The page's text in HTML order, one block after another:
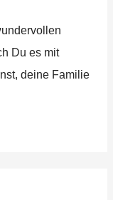
Du es mit
deine Familie